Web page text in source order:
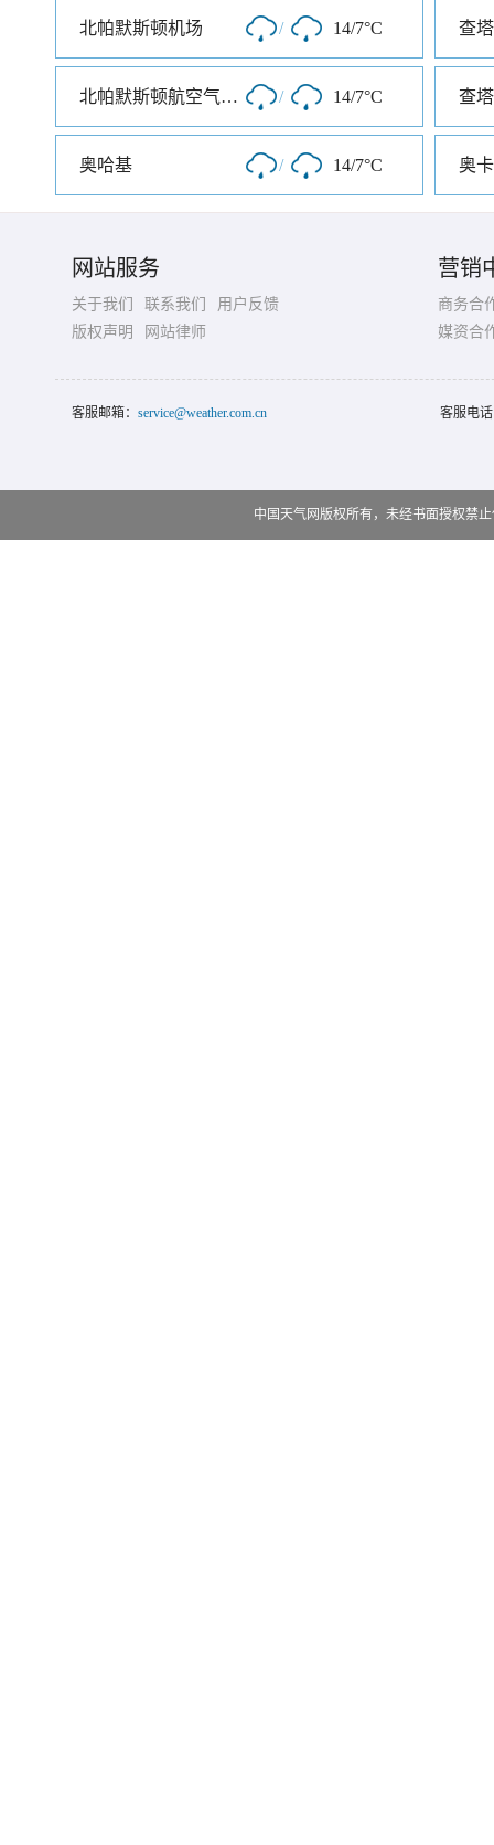
北帕默斯顿机场 / 14/7°C 查
北帕默斯顿航空气象处 / 14/7°C
奥哈基 / 14/7°C 奥
网站服务
关于我们 联系我们
用户反馈
版权声明
网站律师
营销
商务合
媒资合
客服邮箱： service@weather.com.cn 客服电
中国天气网版权所有，未经书面授权